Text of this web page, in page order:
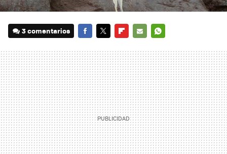
3 comentarios
MAIL